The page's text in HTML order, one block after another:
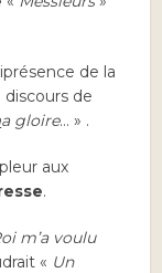
de la
de
a gloire… » .
aux
.
m’a voulu
« Un